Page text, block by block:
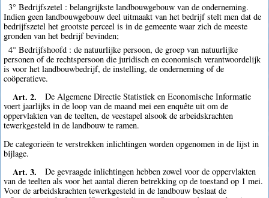
3° Bedrijfszetel : belangrijkste landbouwgebouw van de onderneming.
Indien geen landbouwgebouw deel uitmaakt van het bedrijf stelt men dat de
bedrijfszetel het grootste perceel is in de gemeente waar zich de meeste
gronden van het bedrijf bevinden;
4° Bedrijfshoofd : de natuurlijke persoon, de groep van natuurlijke
personen of de rechtspersoon die juridisch en economisch verantwoordelijk
is voor het landbouwbedrijf, de instelling, de onderneming of de
coöperatieve.
Art. 2.
De Algemene Directie Statistiek en Economische Informatie
voert jaarlijks in de loop van de maand mei een enquête uit om de
oppervlakten van de teelten, de veestapel alsook de arbeidskrachten
tewerkgesteld in de landbouw te ramen.
De categorieën te verstrekken inlichtingen worden opgenomen in de lijst in
bijlage.
Art. 3.
De gevraagde inlichtingen hebben zowel voor de oppervlakten
van de teelten als voor het aantal dieren betrekking op de toestand op 1 mei.
Voor de arbeidskrachten tewerkgesteld in de landbouw beslaat de